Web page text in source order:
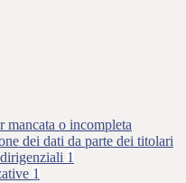
mancata o incompleta
dei dati da parte dei titolari
1
1